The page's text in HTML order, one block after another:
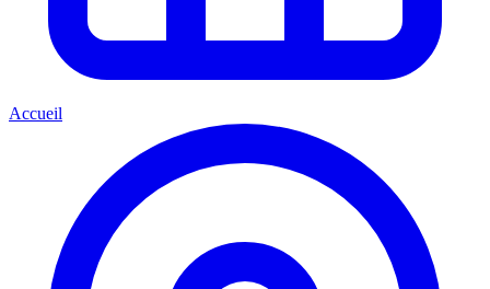
Accueil